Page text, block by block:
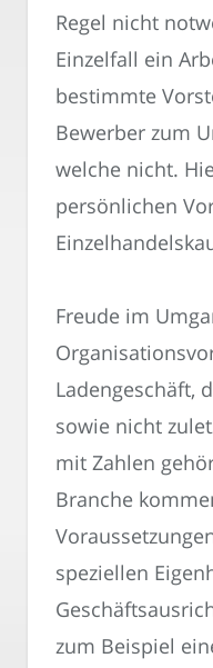
Regel nicht
Einzelfall ein
bestimmte
Bewerber zum
welche nicht.
persönlichen
Freude im
Ladengeschäft,
sowie nicht
mit Zahlen
Branche
speziellen
zum Beispiel